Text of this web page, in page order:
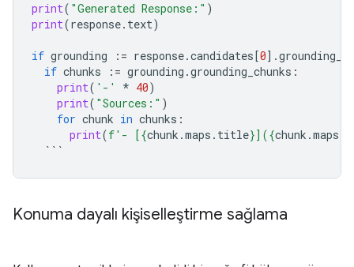
print( "Generated Response:" )
print(response. text)
if grounding := response.candidates[0] .
if chunks := grounding .grounding_chunks :
print( '-' * 40)
print( "Sources:" )
for chunk in chunks :
print(f'- [{chunk .maps . title}]({chunk .maps
```
Konuma dayalı kişiselleştirme sağlama